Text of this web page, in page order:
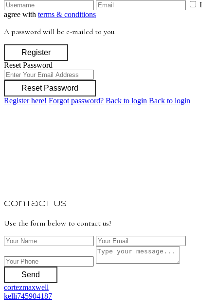
I
agree with terms & conditions
A password will be e-mailed to you
Register
Reset Password
Reset Password
Register here! Forgot password? Back to login Back to login
Contact Us
Use the form below to contact us!
Send
cortezmaxwell
kelli745904187